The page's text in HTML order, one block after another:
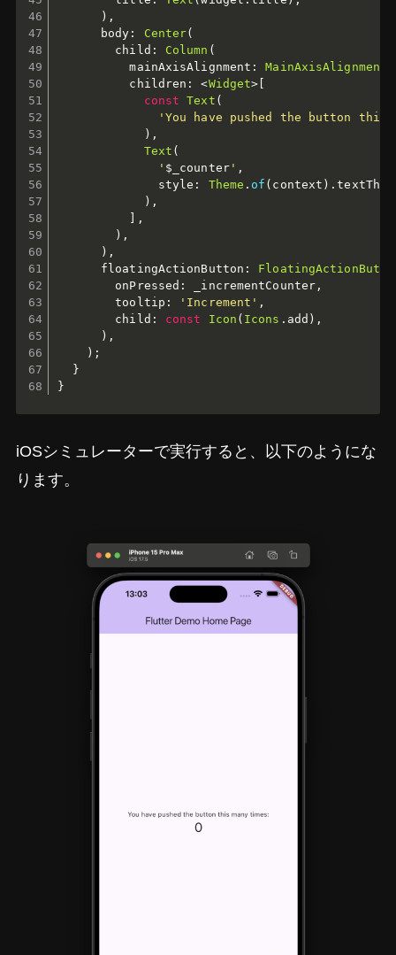
) ,
      body
: Center(
        child
: Column (
          mainAxisAlignment
: MainAxisAlignment
          children
: <Widget> [
const
Text (
'You have pushed the button this
) ,
Text (
' $ _counter' ,
              style
: Theme . of ( context ) .
) ,
] ,
) ,
) ,
      floatingActionButton
:
        onPressed
: _incrementCounter ,
        tooltip
: 'Increment' ,
        child
: const Icon ( Icons . add ) ,
) ,
) ;
}
}
iOSシミュレーターで実行すると、以下のようにな
ります。